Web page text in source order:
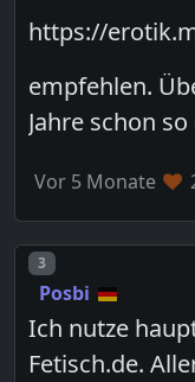
https://
empfehlen.
Jahre schon
Vor 5 Monate
Post number
3
Posbi
Ich nutze
Fetisch.de.